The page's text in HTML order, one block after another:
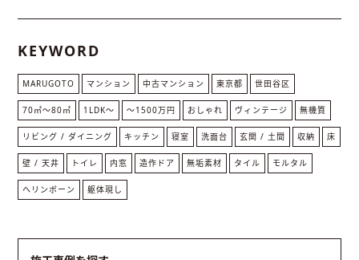
KEYWORD
MARUGOTO マンション 中古マンション 東京都 世田谷区
70㎡〜80㎡ 1LDK〜 ～1500万円 おしゃれ ヴィンテージ 無機質
リビング / ダイニング キッチン 寝室 洗面台 玄関 / 土間 収納 床
壁 / 天井 トイレ 内窓 造作ドア 無垢素材 タイル モルタル
ヘリンボーン 躯体現し